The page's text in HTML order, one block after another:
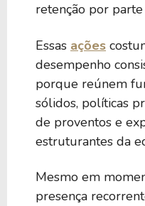
TPIS3
Empresas do
retenção por
Essas ações
desempenho
porque reúnem
sólidos, políticas
de proventos e
estruturantes da
Mesmo em
presença